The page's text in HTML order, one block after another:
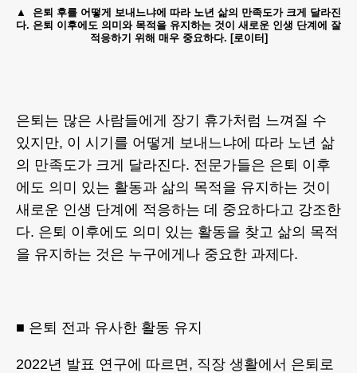
은퇴 후를 어떻게 보내느냐에 따라 노년 삶의 만족도가 크게 달라진
다. 은퇴 이후에도 의미와 목적을 유지하는 것이 새로운 인생 단계에 잘
적응하기 위해 매우 중요하다. [로이터]
은퇴는 많은 사람들에게 장기 휴가처럼 느껴질 수
있지만, 이 시기를 어떻게 보내느냐에 따라 노년 삶
의 만족도가 크게 달라진다. 전문가들은 은퇴 이후
에도 의미 있는 활동과 삶의 목적을 유지하는 것이
새로운 인생 단계에 적응하는 데 중요하다고 강조한
다. 은퇴 이후에도 의미 있는 활동을 찾고 삶의 목적
을 유지하는 것은 누구에게나 중요한 과제다.
■ 은퇴 전과 유사한 활동 유지
2022년 발표 연구에 따르면, 직장 생활에서 은퇴로